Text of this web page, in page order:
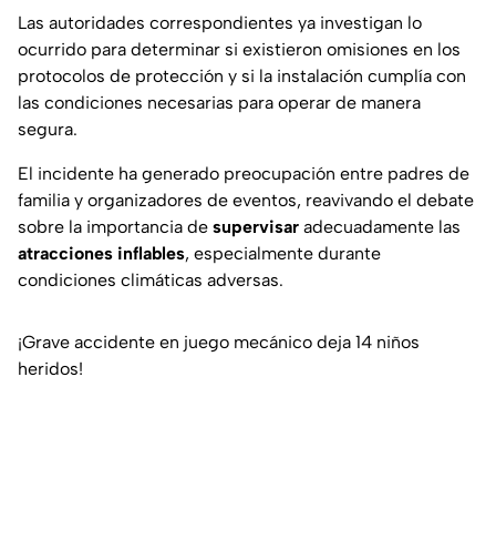
Las autoridades correspondientes ya investigan lo
ocurrido para determinar si existieron omisiones en los
protocolos de protección y si la instalación cumplía con
las condiciones necesarias para operar de manera
segura.
El incidente ha generado preocupación entre padres de
familia y organizadores de eventos, reavivando el debate
sobre la importancia de supervisar adecuadamente las
atracciones inflables, especialmente durante
condiciones climáticas adversas.
¡Grave accidente en juego mecánico deja 14 niños
heridos!